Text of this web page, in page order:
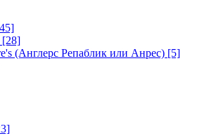
[28]
(Англерс Репаблик или Анрес) [5]